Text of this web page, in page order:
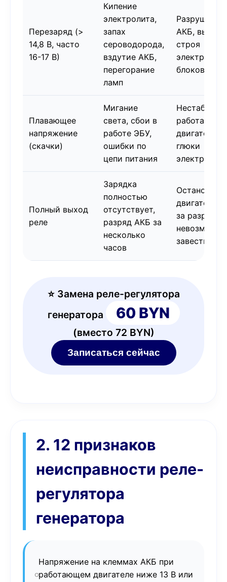
Перезаряд (>
14,8 В, часто
16-17 В)
Кипение
электролита,
запах
сероводорода,
вздутие АКБ,
перегорание
ламп
Разрушение
АКБ, выход
строя
блоков
Плавающее
напряжение
(скачки)
Мигание
света, сбои в
работе ЭБУ,
ошибки по
цепи питания
работа
двигателя,
глюки
Полный выход
реле
Зарядка
полностью
отсутствует,
разряд АКБ за
несколько
часов
Остановка
двигателя
за разряда,
завестись
⭐ Замена реле-регулятора
генератора
60 BYN
(вместо 72 BYN)
Записаться сейчас
2. 12 признаков
неисправности реле-
регулятора
генератора
Напряжение на клеммах АКБ при
работающем двигателе ниже 13 В или